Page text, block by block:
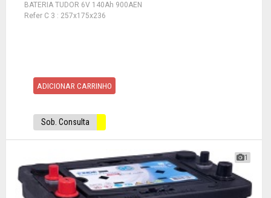
BATERIA TUDOR 6V 140Ah 900AEN
Refer C 3 : 257x175x236
ADICIONAR CARRINHO
Sob. Consulta
1